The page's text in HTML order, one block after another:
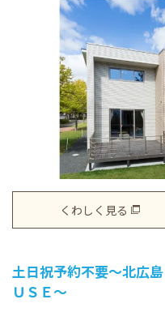
くわしく見る
土日祝予約不要～北
ＵＳＥ～